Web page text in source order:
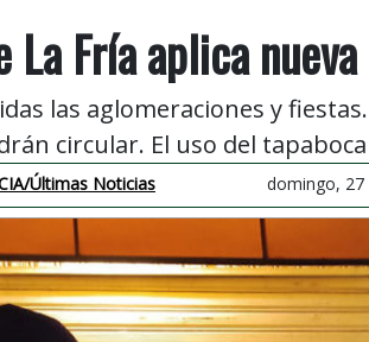
La Fría aplica
las aglomeraciones y
circular. El uso del
Últimas Noticias domingo, 27